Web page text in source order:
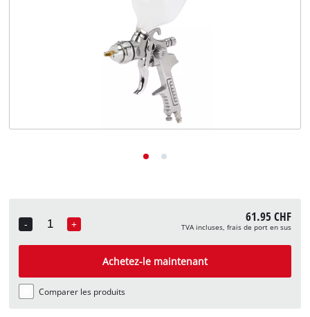
-
Quantity
+ 61.95 CHF
TVA incluses, frais de port en sus
Achetez-le maintenant
Comparer les produits